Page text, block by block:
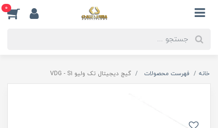
0
خانه فهرست محصولات گیج دیجیتال تک ولیو VDG - S1